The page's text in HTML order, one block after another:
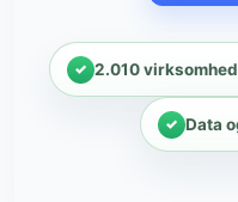
2.010
Data